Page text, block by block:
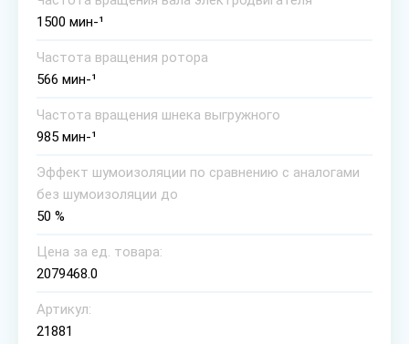
1500 мин-¹
Частота вращения ротора
566 мин-¹
Частота вращения шнека выгружного
985 мин-¹
Эффект шумоизоляции по сравнению с аналогами
без шумоизоляции до
50 %
Цена за ед. товара:
2079468.0
Артикул:
21881